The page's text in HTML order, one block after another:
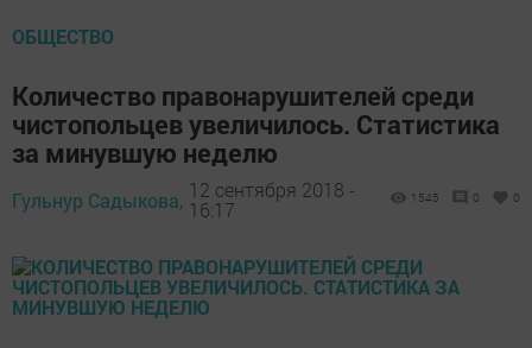
ОБЩЕСТВО
Количество правонарушителей среди
чистопольцев увеличилось. Статистика
за минувшую неделю
Гульнур Садыкова, 12 сентября 2018 -
16:17
1545 0 0